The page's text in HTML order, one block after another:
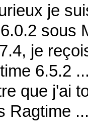
je
sous
je
6.5.2
que j'ai
Ragtime